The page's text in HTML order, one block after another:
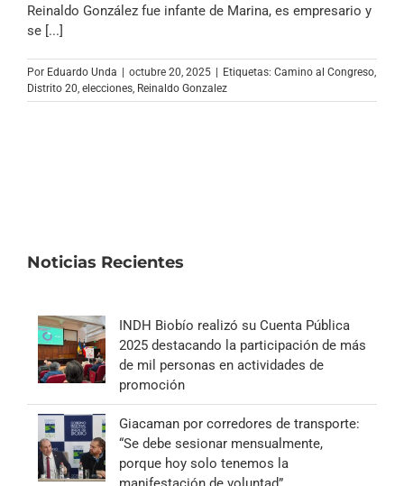
Especiales
Reinaldo González fue infante de Marina, es empresario y
se [...]
Por Eduardo Unda | octubre 20, 2025 | Etiquetas: Camino al Congreso
Distrito 20 elecciones Reinaldo Gonzalez
Noticias Recientes
INDH Biobío realizó su Cuenta Pública
2025 destacando la participación de más
de mil personas en actividades de
promoción
Giacaman por corredores de transporte:
“Se debe sesionar mensualmente,
porque hoy solo tenemos la